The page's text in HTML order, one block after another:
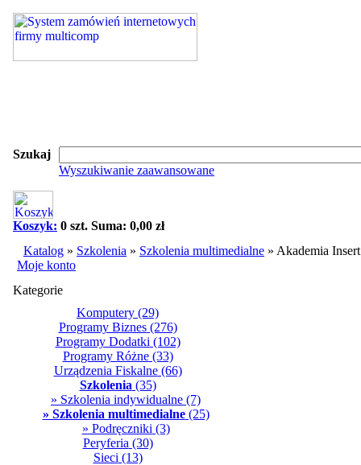
Szukaj
Wyszukiwanie zaawansowane
Koszyk: 0 szt. Suma: 0,00 zł
Katalog » Szkolenia » Szkolenia multimedialne » Akademia
Moje konto
Kategorie
Komputery (29)
Programy Biznes(276)
Programy Dodatki (102)
Programy Różne(33)
Urządzenia Fiskalne(66)
Szkolenia (35)
» Szkolenia indywidualne (7)
» Szkolenia multimedialne(25)
» Podręczniki (3)
Peryferia (30)
Sieci (13)